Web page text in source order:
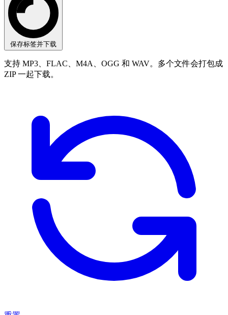
保存标签并下载
支持 MP3、FLAC、M4A、OGG 和 WAV。多个文件会打包成
ZIP 一起下载。